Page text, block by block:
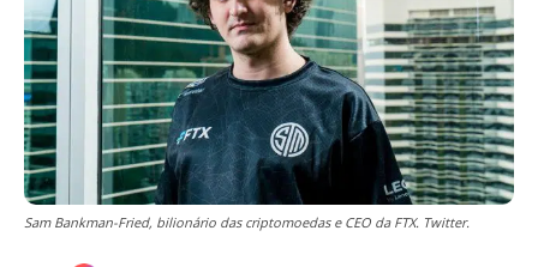
Sam Bankman-Fried, bilionário das criptomoedas e CEO da FTX. Twitter.